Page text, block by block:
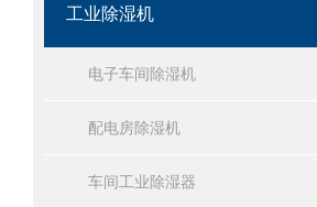
工业除湿机
电子车间除湿机
配电房除湿机
车间工业除湿器